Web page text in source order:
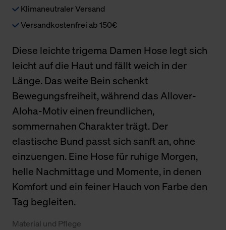
Klimaneutraler Versand
Versandkostenfrei ab 150€
Diese leichte trigema Damen Hose legt sich
leicht auf die Haut und fällt weich in der
Länge. Das weite Bein schenkt
Bewegungsfreiheit, während das Allover-
Aloha-Motiv einen freundlichen,
sommernahen Charakter trägt. Der
elastische Bund passt sich sanft an, ohne
einzuengen. Eine Hose für ruhige Morgen,
helle Nachmittage und Momente, in denen
Komfort und ein feiner Hauch von Farbe den
Tag begleiten.
Material und Pflege